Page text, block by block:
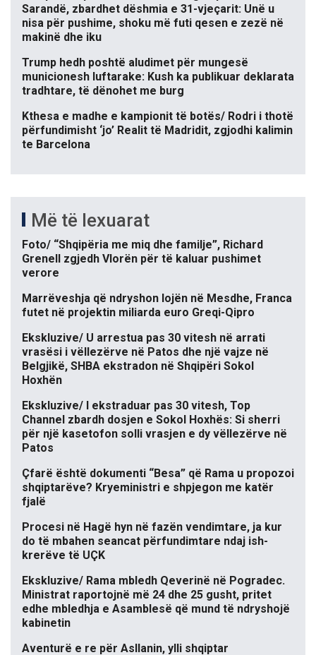
Sarandë, zbardhet dëshmia e 31-vjeçarit: Unë u
nisa për pushime, shoku më futi qesen e zezë në
makinë dhe iku
Trump hedh poshtë aludimet për mungesë
municionesh luftarake: Kush ka publikuar deklarata
tradhtare, të dënohet me burg
Kthesa e madhe e kampionit të botës/ Rodri i thotë
përfundimisht ‘jo’ Realit të Madridit, zgjodhi kalimin
te Barcelona
Më të lexuarat
Foto/ “Shqipëria me miq dhe familje”, Richard
Grenell zgjedh Vlorën për të kaluar pushimet
verore
Marrëveshja që ndryshon lojën në Mesdhe, Franca
futet në projektin miliarda euro Greqi-Qipro
Ekskluzive/ U arrestua pas 30 vitesh në arrati
vrasësi i vëllezërve në Patos dhe një vajze në
Belgjikë, SHBA ekstradon në Shqipëri Sokol
Hoxhën
Ekskluzive/ I ekstraduar pas 30 vitesh, Top
Channel zbardh dosjen e Sokol Hoxhës: Si sherri
për një kasetofon solli vrasjen e dy vëllezërve në
Patos
Çfarë është dokumenti “Besa” që Rama u propozoi
shqiptarëve? Kryeministri e shpjegon me katër
fjalë
Procesi në Hagë hyn në fazën vendimtare, ja kur
do të mbahen seancat përfundimtare ndaj ish-
krerëve të UÇK
Ekskluzive/ Rama mbledh Qeverinë në Pogradec.
Ministrat raportojnë më 24 dhe 25 gusht, pritet
edhe mbledhja e Asamblesë që mund të ndryshojë
kabinetin
Aventurë e re për Asllanin, ylli shqiptar